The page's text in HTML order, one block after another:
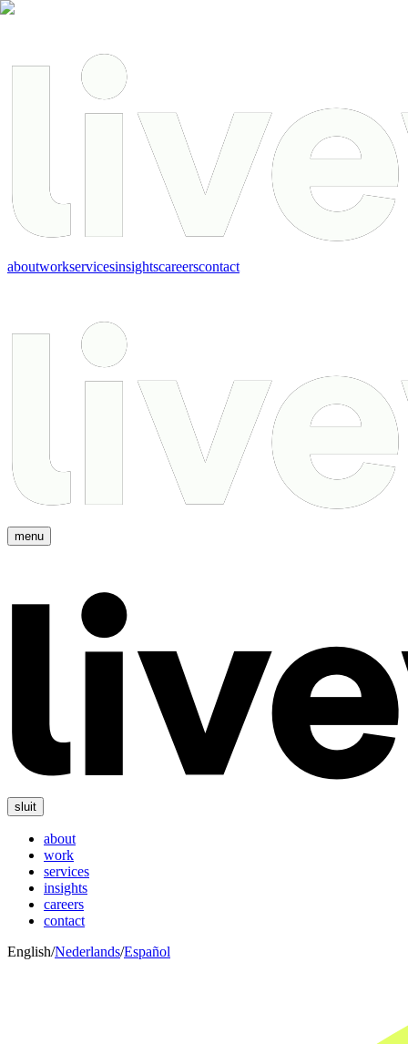
aboutworkservicesinsightscareerscontact
menu
sluit
about
work
services
insights
careers
contact
English/Nederlands/Español